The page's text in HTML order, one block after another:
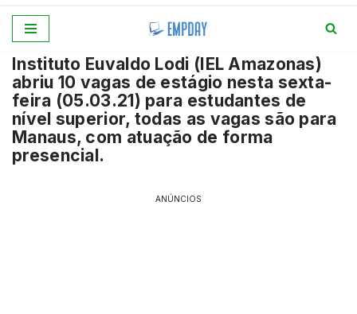
para
o
conteúdo
Instituto Euvaldo Lodi (IEL Amazonas)
abriu 10 vagas de estágio nesta sexta-
feira (05.03.21) para estudantes de
nível superior, todas as vagas são para
Manaus, com atuação de forma
presencial.
ANÚNCIOS